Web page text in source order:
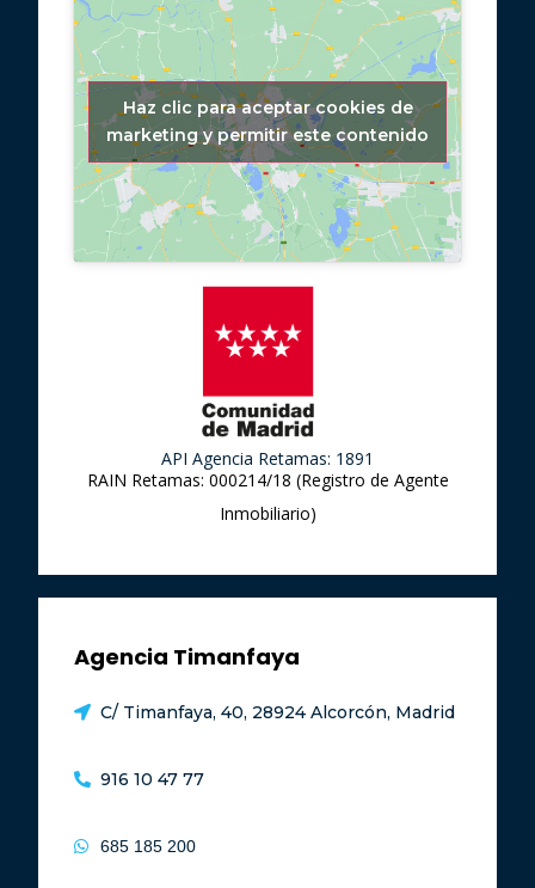
municipio.
Financiación a tu medida
En URBALOR contamos con un departamento especializado
en intermediación financiera. Estudiamos cada caso de
forma personalizada para ofrecer las mejores condiciones
de financiación, pudiendo alcanzar hasta el 80%, 90% e
incluso el 100% del precio de compra, según perfil
Información importante
El precio anunciado no incluye los impuestos derivados de la
compraventa ni los honorarios de intermediación
Haz clic para aceptar cookies de
marketing y permitir este contenido
API Agencia Retamas: 1891
RAIN Retamas: 000214/18 (Registro de Agente
Inmobiliario)
Agencia Timanfaya
C/ Timanfaya, 40, 28924 Alcorcón, Madrid
916 10 47 77
685 185 200